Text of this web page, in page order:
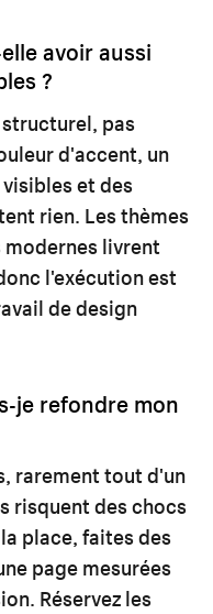
avoir aussi
?
pas
d'accent, un
et des
rien. Les thèmes
livrent
l'exécution est
de design
je refondre mon
rarement tout d'un
risquent des chocs
place, faites des
page mesurées
Réservez les